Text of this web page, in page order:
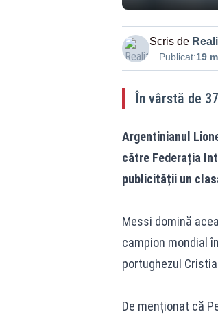
Scris de
Publicat:19
În vârstă de
Argentinianul
către Federația
publicității un
Messi domină
campion mondial
portughezul
De menționat că